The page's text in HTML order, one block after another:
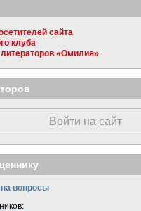
сайта
клуба
«Омилия»
Войти на сайт
вопросы